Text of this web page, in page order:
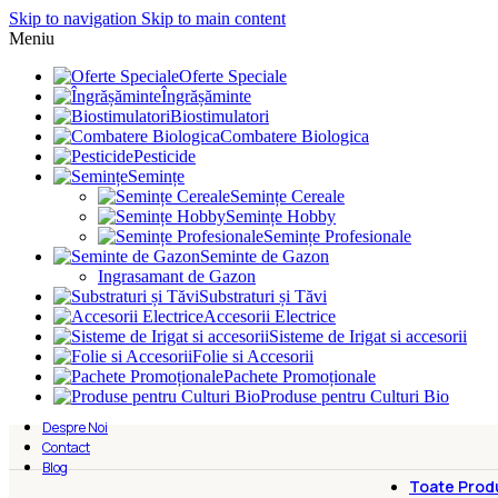
Skip to navigation Skip to main content
Meniu
Oferte Speciale
Îngrășăminte
Biostimulatori
Combatere Biologica
Pesticide
Semințe
Semințe Cereale
Semințe Hobby
Semințe Profesionale
Seminte de Gazon
Ingrasamant de Gazon
Substraturi și Tăvi
Accesorii Electrice
Sisteme de Irigat si accesorii
Folie si Accesorii
Pachete Promoționale
Produse pentru Culturi Bio
Despre Noi
Contact
Blog
Toate